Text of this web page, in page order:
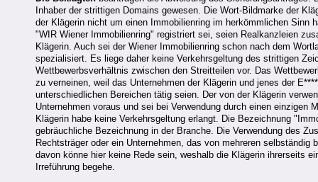
Inhaber der strittigen Domains gewesen. Die Wort-Bildmarke der
der Klägerin nicht um einen Immobilienring im herkömmlichen Sinn
"WIR Wiener Immobilienring" registriert sei, seien Realkanzleien
Klägerin. Auch sei der Wiener Immobilienring schon nach dem
spezialisiert. Es liege daher keine Verkehrsgeltung des strittigen
Wettbewerbsverhältnis zwischen den Streitteilen vor. Das
zu verneinen, weil das Unternehmen der Klägerin und jenes der
unterschiedlichen Bereichen tätig seien. Der von der Klägerin
Unternehmen voraus und sei bei Verwendung durch einen
Klägerin habe keine Verkehrsgeltung erlangt. Die Bezeichnung
gebräuchliche Bezeichnung in der Branche. Die Verwendung des
Rechtsträger oder ein Unternehmen, das von mehreren
davon könne hier keine Rede sein, weshalb die Klägerin ihrerseits
Irreführung begehe.